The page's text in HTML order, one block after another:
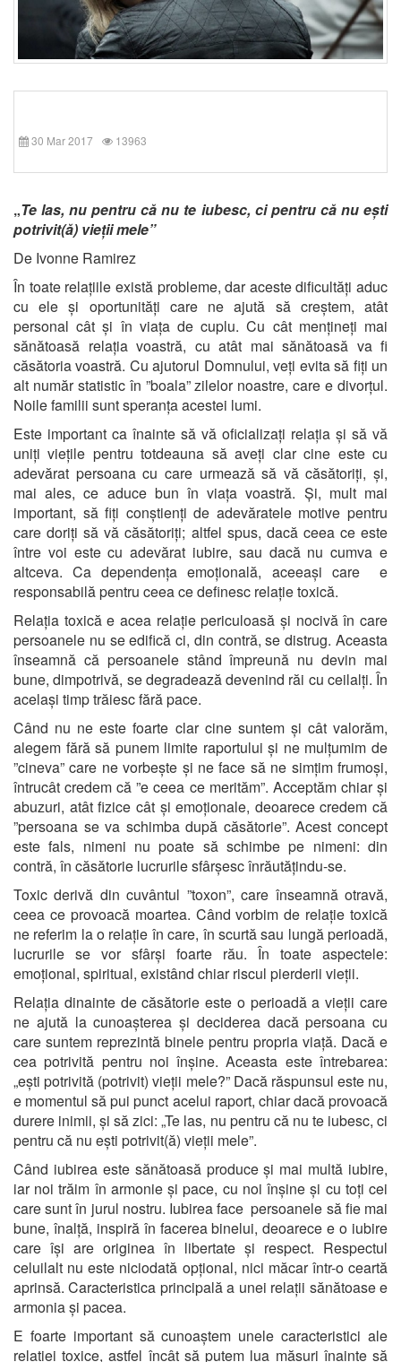
30 Mar 2017 13963
„Te las, nu pentru că nu te iubesc, ci pentru că nu ești
potrivit(ă) vieții mele”
De Ivonne Ramirez
În toate relațiile există probleme, dar aceste dificultăți aduc
cu ele și oportunități care ne ajută să creștem, atât
personal cât și în viața de cuplu. Cu cât mențineți mai
sănătoasă relația voastră, cu atât mai sănătoasă va fi
căsătoria voastră. Cu ajutorul Domnului, veți evita să fiți un
alt număr statistic în ”boala” zilelor noastre, care e divorțul.
Noile familii sunt speranța acestei lumi.
Este important ca înainte să vă oficializați relația și să vă
uniți viețile pentru totdeauna să aveți clar cine este cu
adevărat persoana cu care urmează să vă căsătoriți, și,
mai ales, ce aduce bun în viața voastră. Și, mult mai
important, să fiți conștienți de adevăratele motive pentru
care doriți să vă căsătoriți; altfel spus, dacă ceea ce este
între voi este cu adevărat iubire, sau dacă nu cumva e
altceva. Ca dependența emoțională, aceeași care e
responsabilă pentru ceea ce definesc relație toxică.
Relația toxică e acea relație periculoasă și nocivă în care
persoanele nu se edifică ci, din contră, se distrug. Aceasta
înseamnă că persoanele stând împreună nu devin mai
bune, dimpotrivă, se degradează devenind răi cu ceilalți. În
același timp trăiesc fără pace.
Când nu ne este foarte clar cine suntem și cât valorăm,
alegem fără să punem limite raportului și ne mulțumim de
”cineva” care ne vorbește și ne face să ne simțim frumoși,
întrucât credem că ”e ceea ce merităm”. Acceptăm chiar și
abuzuri, atât fizice cât și emoționale, deoarece credem că
”persoana se va schimba după căsătorie”. Acest concept
este fals, nimeni nu poate să schimbe pe nimeni: din
contră, în căsătorie lucrurile sfârșesc înrăutățindu-se.
Toxic derivă din cuvântul ”toxon”, care înseamnă otravă,
ceea ce provoacă moartea. Când vorbim de relație toxică
ne referim la o relație în care, în scurtă sau lungă perioadă,
lucrurile se vor sfârși foarte rău. În toate aspectele:
emoțional, spiritual, existând chiar riscul pierderii vieții.
Relația dinainte de căsătorie este o perioadă a vieții care
ne ajută la cunoașterea și deciderea dacă persoana cu
care suntem reprezintă binele pentru propria viață. Dacă e
cea potrivită pentru noi înșine. Aceasta este întrebarea:
„ești potrivită (potrivit) vieții mele?” Dacă răspunsul este nu,
e momentul să pui punct acelui raport, chiar dacă provoacă
durere inimii, și să zici: „Te las, nu pentru că nu te iubesc, ci
pentru că nu ești potrivit(ă) vieții mele”.
Când iubirea este sănătoasă produce și mai multă iubire,
iar noi trăim în armonie și pace, cu noi înșine și cu toți cei
care sunt în jurul nostru. Iubirea face persoanele să fie mai
bune, înalță, inspiră în facerea binelui, deoarece e o iubire
care își are originea în libertate și respect. Respectul
celuilalt nu este niciodată opțional, nici măcar într-o ceartă
aprinsă. Caracteristica principală a unei relații sănătoase e
armonia și pacea.
E foarte important să cunoaștem unele caracteristici ale
relației toxice, astfel încât să putem lua măsuri înainte să